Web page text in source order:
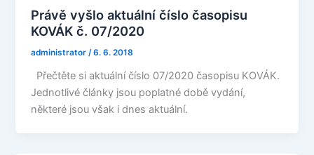
Právě vyšlo aktuální číslo časopisu
KOVÁK č. 07/2020
administrator/6. 6. 2018
Přečtěte si aktuální číslo 07/2020 časopisu KOVÁK.
Jednotlivé články jsou poplatné době vydání,
některé jsou však i dnes aktuální.